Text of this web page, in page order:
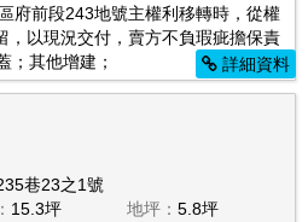
府前段243地號主權利移轉時，從權
，以現況交付，賣方不負瑕疵擔保責
；其他增建；
詳細資料
巷23之1號
15.3坪 地坪：5.8坪